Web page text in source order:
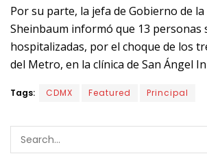
Por su parte, la jefa de Gobierno de la
Sheinbaum informó que 13 personas
hospitalizadas, por el choque de los
del Metro, en la clínica de San Ángel
Tags: CDMX Featured Principal